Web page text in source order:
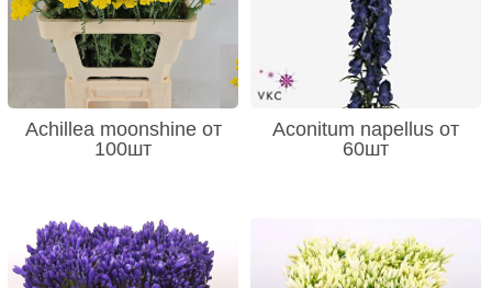
Achillea moonshine от
100шт
Aconitum napellus от
60шт